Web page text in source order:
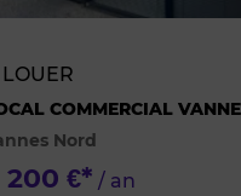
COMMERCIAL
Nord
200 €* / an